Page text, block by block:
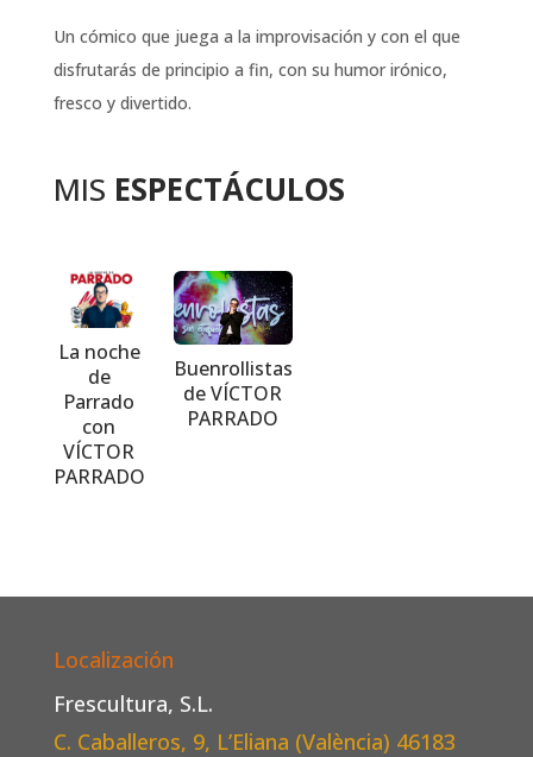
Un cómico que juega a la improvisación y con el que
disfrutarás de principio a fin, con su humor irónico,
fresco y divertido.
MIS ESPECTÁCULOS
La noche
de
Parrado
con
VÍCTOR
PARRADO
Buenrollistas
de VÍCTOR
PARRADO
Localización
Frescultura, S.L.
C. Caballeros, 9, L’Eliana (València) 46183